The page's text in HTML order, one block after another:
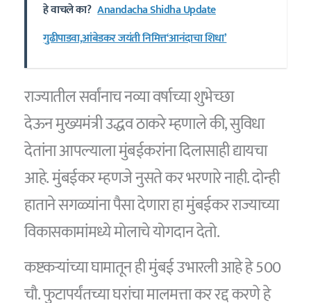
हे वाचले का? Anandacha Shidha Update
गुढीपाडवा,आंबेडकर जयंती निमित्त‘आनंदाचा शिधा’
राज्यातील सर्वांनाच नव्या वर्षाच्या शुभेच्छा
देऊन मुख्यमंत्री उद्धव ठाकरे म्हणाले की, सुविधा
देतांना आपल्याला मुंबईकरांना दिलासाही द्यायचा
आहे. मुंबईकर म्हणजे नुसते कर भरणारे नाही. दोन्ही
हाताने सगळ्यांना पैसा देणारा हा मुंबईकर राज्याच्या
विकासकामांमध्ये मोलाचे योगदान देतो.
कष्टकऱ्यांच्या घामातून ही मुंबई उभारली आहे हे 500
चौ. फुटापर्यंतच्या घरांचा मालमत्ता कर रद्द करणे हे